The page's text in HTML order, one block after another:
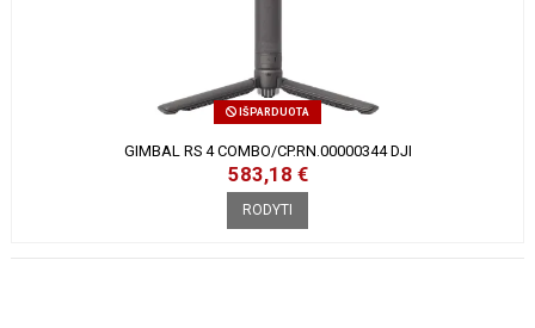
IŠPARDUOTA
GIMBAL RS 4 COMBO/CP.RN.00000344 DJI
583,18 €
RODYTI